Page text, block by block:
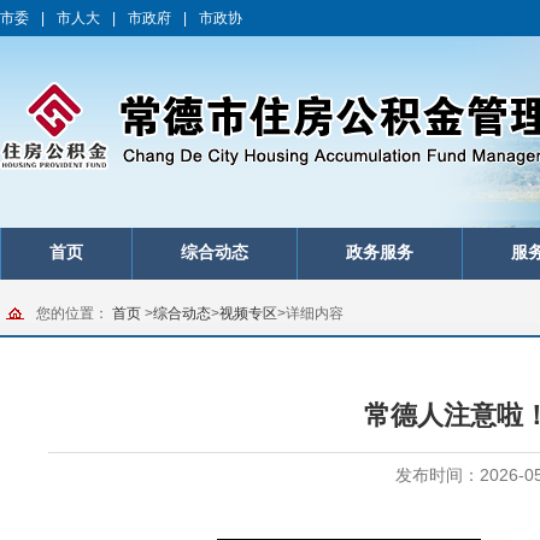
市委 市人大 市政府 市政协
首页 综合动态 政务服务 服
您的位置： 首页 >综合动态>视频专区>详细内容
常德人注意啦
发布时间：2026-